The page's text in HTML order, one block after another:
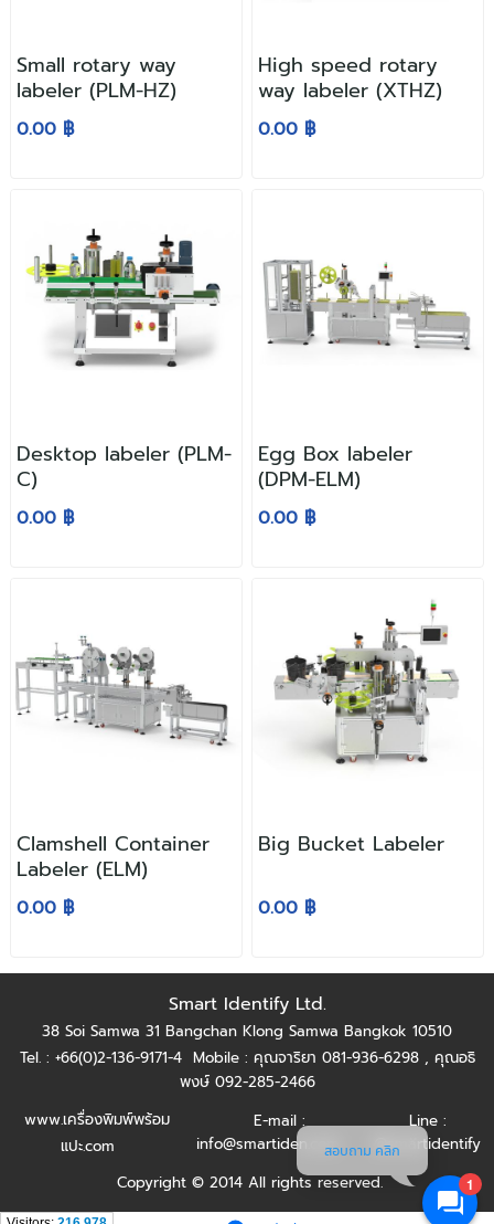
Small rotary way
labeler (PLM-HZ)
0.00 ฿
High speed rotary
way labeler (XTHZ)
0.00 ฿
Desktop labeler (PLM-
C)
0.00 ฿
Egg Box labeler
(DPM-ELM)
0.00 ฿
Clamshell Container
Labeler (ELM)
0.00 ฿
Big Bucket Labeler
0.00 ฿
Smart Identify Ltd.
38 Soi Samwa 31 Bangchan Klong Samwa Bangkok 10510
Tel. : +66(0)2-136-9171-4 Mobile : คุณจาริยา 081-936-6298 , คุณอธิ
พงษ์ 092-285-2466
www.เครื่องพิมพ์พร้อม
แปะ.com
E-mail :
info@smartiden.com
Line :
@smartidentify
Copyright © 2014 All rights reserved.
1
สอบถาม คลิก